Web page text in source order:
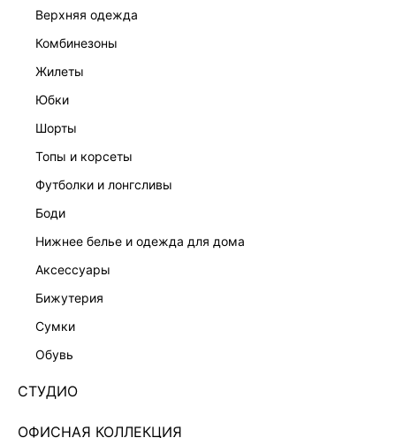
верхняя одежда
комбинезоны
жилеты
юбки
шорты
топы и корсеты
футболки и лонгсливы
боди
нижнее белье и одежда для дома
аксессуары
бижутерия
сумки
обувь
СТУДИО
ОФИСНАЯ КОЛЛЕКЦИЯ
ЭКСКЛЮЗИВНО ОНЛАЙН
ДЖИНСОВЫЕ ШОРТЫ С РВАНЫМИ КРАЯМИ
5256412708-60
Нет в наличии